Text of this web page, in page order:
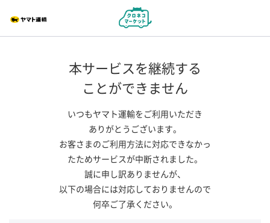
本サービスを継続する
ことができません
いつもヤマト運輸をご利用いただき
ありがとうございます。
お客さまのご利用方法に対応できなかっ
たためサービスが中断されました。
誠に申し訳ありませんが、
以下の場合には対応しておりませんので
何卒ご了承ください。